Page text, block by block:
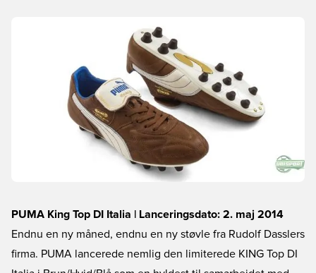
PUMA King Top DI Italia | Lanceringsdato: 2. maj 2014
Endnu en ny måned, endnu en ny støvle fra Rudolf Dasslers
firma. PUMA lancerede nemlig den limiterede KING Top DI